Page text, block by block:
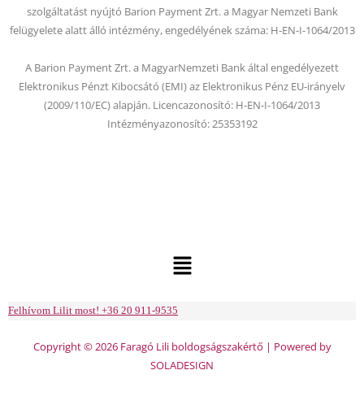
k
szolgáltatást nyújtó Barion Payment Zrt. a Magyar Nemzeti Bank
felügyelete alatt álló intézmény, engedélyének száma: H-EN-I-1064/2013
A Barion Payment Zrt. a MagyarNemzeti Bank által engedélyezett
Elektronikus Pénzt Kibocsátó (EMI) az Elektronikus Pénz EU-irányelv
(2009/110/EC) alapján. Licencazonosító: H-EN-I-1064/2013
Intézményazonosító: 25353192
Menu
Felhívom Lilit most! +36 20 911-9535
Copyright © 2026 Faragó Lili boldogságszakértő | Powered by
SOLADESIGN